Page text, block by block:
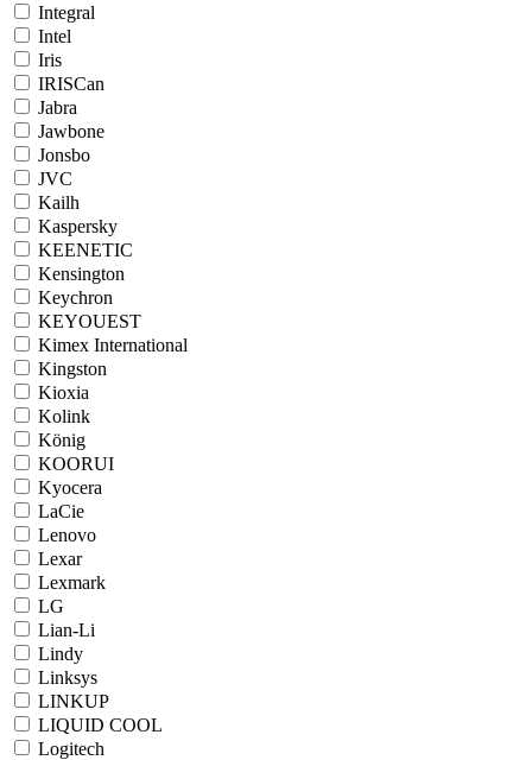
Integral
Intel
Iris
IRISCan
Jabra
Jawbone
Jonsbo
JVC
Kailh
Kaspersky
KEENETIC
Kensington
Keychron
KEYOUEST
Kimex International
Kingston
Kioxia
Kolink
König
KOORUI
Kyocera
LaCie
Lenovo
Lexar
Lexmark
LG
Lian-Li
Lindy
Linksys
LINKUP
LIQUID COOL
Logitech